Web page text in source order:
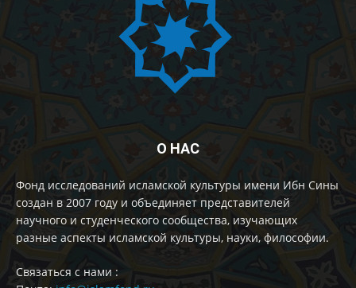
О НАС
Фонд исследований исламской культуры имени Ибн Сины
создан в 2007 году и объединяет представителей
научного и студенческого сообщества, изучающих
разные аспекты исламской культуры, науки, философии.
Cвязаться с нами :